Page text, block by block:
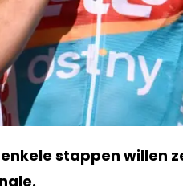
stappen willen